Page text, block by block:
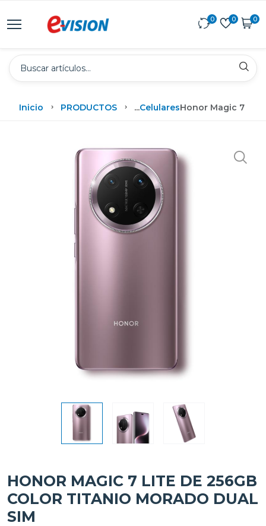
0 0 0
Inicio PRODUCTOS ...CelularesHonor Magic 7
HONOR MAGIC 7 LITE DE 256GB
COLOR TITANIO MORADO DUAL
SIM